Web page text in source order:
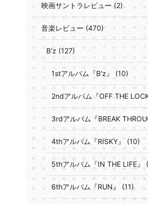
映画サントラレビュー (2)
音楽レビュー (470)
B'z (127)
1stアルバム『B'z』 (10)
2ndアルバム『OFF THE
3rdアルバム『BREAK
4thアルバム『RISKY』 (10)
5thアルバム『IN THE LIFE』
6thアルバム『RUN』 (11)